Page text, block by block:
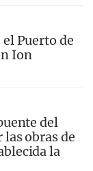
Puerto de
Ion
del
obras de
la